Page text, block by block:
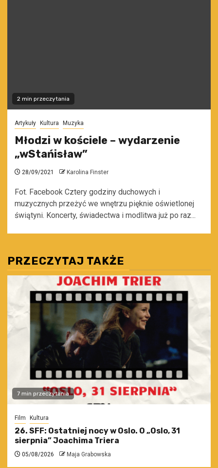
2 min przeczytania
Artykuły Kultura Muzyka
Młodzi w kościele – wydarzenie
„wStańisław”
28/09/2021 Karolina Finster
Fot. Facebook Cztery godziny duchowych i
muzycznych przeżyć we wnętrzu pięknie oświetlonej
świątyni. Koncerty, świadectwa i modlitwa już po raz...
PRZECZYTAJ TAKŻE
7 min przeczytania
Film Kultura
26. SFF: Ostatniej nocy w Oslo. O „Oslo, 31
sierpnia” Joachima Triera
05/08/2026 Maja Grabowska